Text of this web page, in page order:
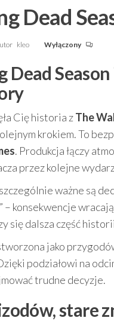
Dead
kleo Wyłączony
Dead
Cię historia zThe
krokiem. To
. Produkcja łączy
przez kolejne
ważne są
– konsekwencje
się dalsza część
jako
podziałowi na
trudne decyzje.
stare